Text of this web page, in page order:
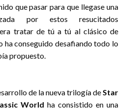
que pasar para que llegase una
por estos resucitados
tratar de tú a tú al clásico de
ha conseguido desafiando todo lo
propuesto.
de la nueva trilogía deStar
World ha consistido en una